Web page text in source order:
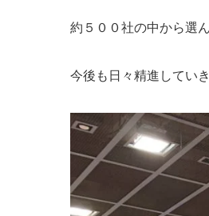
約５００社の中か
今後も日々精進してい